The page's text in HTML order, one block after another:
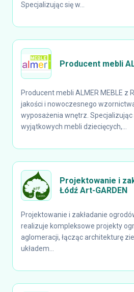
Specjalizując się w...
Producent mebli
Producent mebli ALMER MEBLE z
jakości i nowoczesnego
wyposażenia wnętrz.
wyjątkowych mebli dziecięcych,...
Projektowanie i
Łódź Art-GARDEN
Projektowanie i zakładanie
realizuje kompleksowe projekty
aglomeracji, łącząc architekturę
układem...